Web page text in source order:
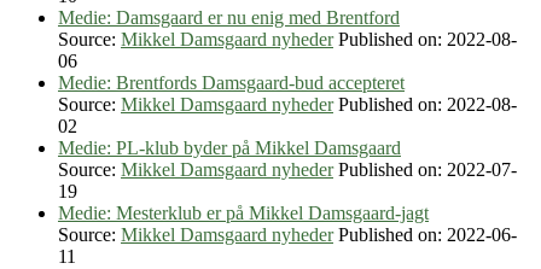
Medie: Damsgaard er nu enig med Brentford
Source: Mikkel Damsgaard nyheder Published on: 2022-08-
06
Medie: Brentfords Damsgaard-bud accepteret
Source: Mikkel Damsgaard nyheder Published on: 2022-08-
02
Medie: PL-klub byder på Mikkel Damsgaard
Source: Mikkel Damsgaard nyheder Published on: 2022-07-
19
Medie: Mesterklub er på Mikkel Damsgaard-jagt
Source: Mikkel Damsgaard nyheder Published on: 2022-06-
11